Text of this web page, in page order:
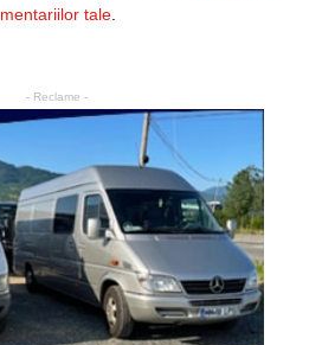
tale
- Reclame -